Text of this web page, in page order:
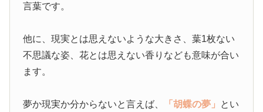
言葉です。
他に、現実とは思えないような大きさ、葉1枚ない
不思議な姿、花とは思えない香りなども意味が合い
ます。
夢か現実か分からないと言えば、 「胡蝶の夢」 とい